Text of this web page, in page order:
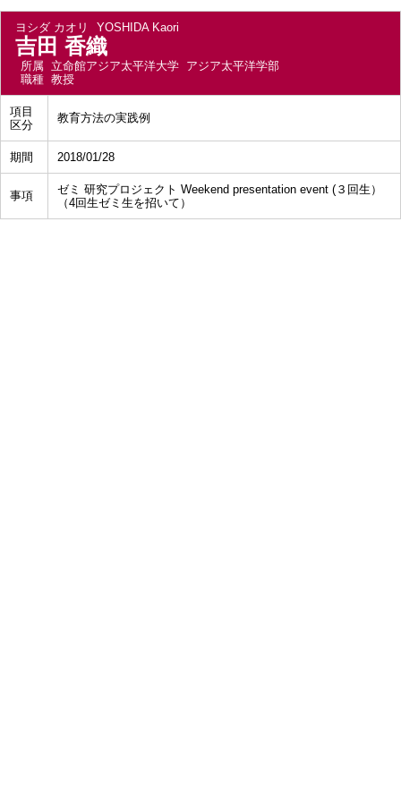
ヨシダ カオリ YOSHIDA Kaori
吉田 香織
所属 立命館アジア太平洋大学 アジア太平洋学部
職種 教授
項目
区分
教育方法の実践例
期間 2018/01/28
事項
ゼミ 研究プロジェクト Weekend presentation event (３回生）
（4回生ゼミ生を招いて）